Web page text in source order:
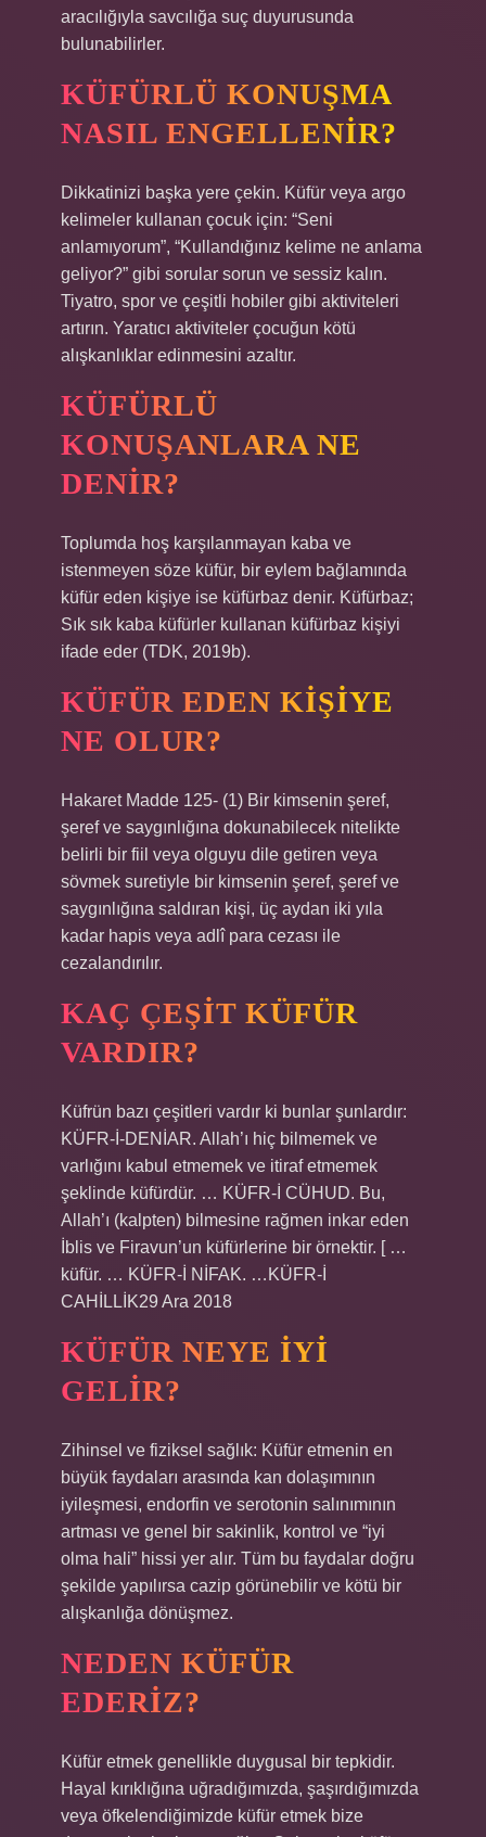
aracılığıyla savcılığa suç duyurusunda
bulunabilirler.
KÜFÜRLÜ KONUŞMA
NASIL ENGELLENIR?
Dikkatinizi başka yere çekin. Küfür veya argo
kelimeler kullanan çocuk için: “Seni
anlamıyorum”, “Kullandığınız kelime ne anlama
geliyor?” gibi sorular sorun ve sessiz kalın.
Tiyatro, spor ve çeşitli hobiler gibi aktiviteleri
artırın. Yaratıcı aktiviteler çocuğun kötü
alışkanlıklar edinmesini azaltır.
KÜFÜRLÜ
KONUŞANLARA NE
DENIR?
Toplumda hoş karşılanmayan kaba ve
istenmeyen söze küfür, bir eylem bağlamında
küfür eden kişiye ise küfürbaz denir. Küfürbaz;
Sık sık kaba küfürler kullanan küfürbaz kişiyi
ifade eder (TDK, 2019b).
KÜFÜR EDEN KIŞIYE
NE OLUR?
Hakaret Madde 125- (1) Bir kimsenin şeref,
şeref ve saygınlığına dokunabilecek nitelikte
belirli bir fiil veya olguyu dile getiren veya
sövmek suretiyle bir kimsenin şeref, şeref ve
saygınlığına saldıran kişi, üç aydan iki yıla
kadar hapis veya adlî para cezası ile
cezalandırılır.
KAÇ ÇEŞIT KÜFÜR
VARDIR?
Küfrün bazı çeşitleri vardır ki bunlar şunlardır:
KÜFR-İ-DENİAR. Allah’ı hiç bilmemek ve
varlığını kabul etmemek ve itiraf etmemek
şeklinde küfürdür. … KÜFR-İ CÜHUD. Bu,
Allah’ı (kalpten) bilmesine rağmen inkar eden
İblis ve Firavun’un küfürlerine bir örnektir. [ …
küfür. … KÜFR-İ NİFAK. …KÜFR-İ
CAHİLLİK29 Ara 2018
KÜFÜR NEYE IYI
GELIR?
Zihinsel ve fiziksel sağlık: Küfür etmenin en
büyük faydaları arasında kan dolaşımının
iyileşmesi, endorfin ve serotonin salınımının
artması ve genel bir sakinlik, kontrol ve “iyi
olma hali” hissi yer alır. Tüm bu faydalar doğru
şekilde yapılırsa cazip görünebilir ve kötü bir
alışkanlığa dönüşmez.
NEDEN KÜFÜR
EDERIZ?
Küfür etmek genellikle duygusal bir tepkidir.
Hayal kırıklığına uğradığımızda, şaşırdığımızda
veya öfkelendiğimizde küfür etmek bize